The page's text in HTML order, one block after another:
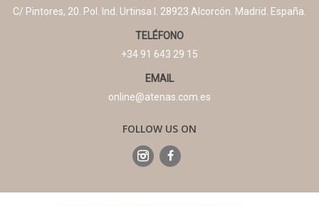
C/ Pintores, 20. Pol. Ind. Urtinsa I. 28923 Alcorcón. Madrid. España.
TELÉFONO
+34 91 643 29 15
EMAIL
online@atenas.com.es
FOLLOW US ON